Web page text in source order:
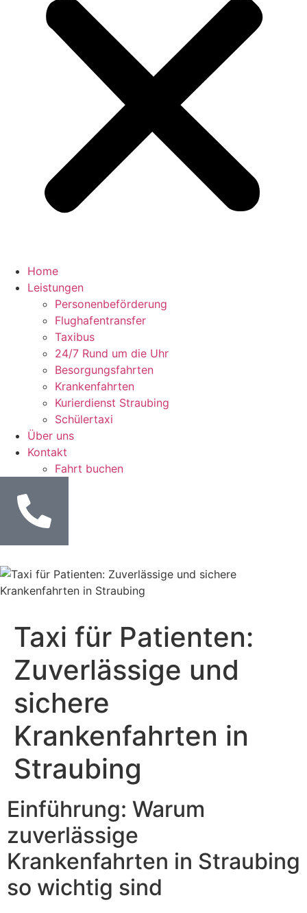
Home
Leistungen
Personenbeförderung
Flughafentransfer
Taxibus
24/7 Rund um die Uhr
Besorgungsfahrten
Krankenfahrten
Kurierdienst Straubing
Schülertaxi
Über uns
Kontakt
Fahrt buchen
Taxi für Patienten:
Zuverlässige und
sichere
Krankenfahrten in
Straubing
Einführung: Warum
zuverlässige
Krankenfahrten in Straubing
so wichtig sind